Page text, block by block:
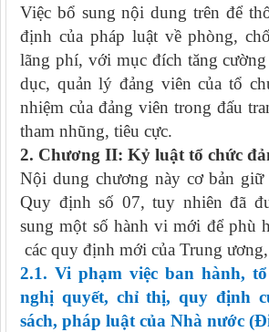
Việc bổ sung nội dung trên để
định của pháp luật về phòng,
lãng phí, với mục đích tăng
dục, quản lý đảng viên của tổ
nhiệm của đảng viên trong đấu
tham nhũng, tiêu cực.
2. Chương II: Kỷ luật tổ chức
Nội dung chương này cơ bản
Quy định số 07, tuy nhiên đã
sung một số hành vi mới để phù
các quy định mới của Trung
2.1. Vi phạm việc ban hành,
nghị quyết, chỉ thị, quy định
sách, pháp luật của Nhà nước